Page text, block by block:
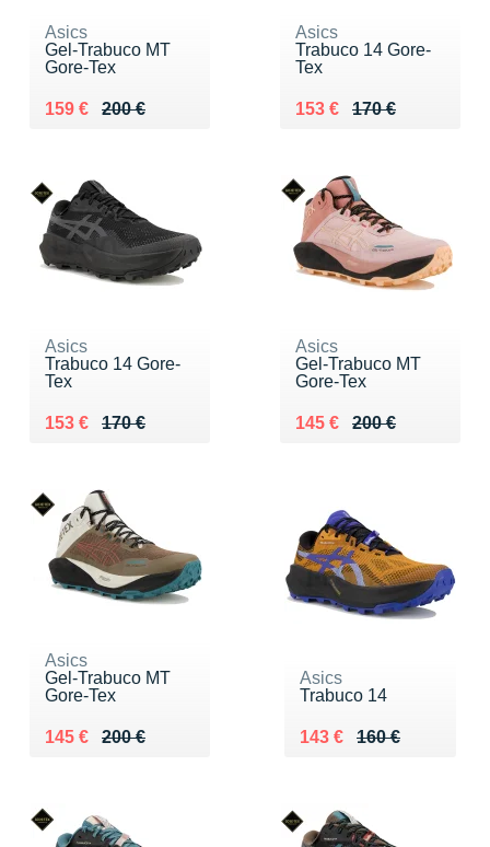
Asics
Gel-Trabuco MT
Gore-Tex
200 €
Au lieu de 200 €
159 €
Vendu 159 €
Asics
Trabuco 14 Gore-
Tex
170 €
Au lieu de 170 €
153 €
Vendu 153 €
Asics
Trabuco 14 Gore-
Tex
170 €
Au lieu de 170 €
153 €
Vendu 153 €
Asics
Gel-Trabuco MT
Gore-Tex
200 €
Au lieu de 200 €
145 €
Vendu 145 €
Asics
Gel-Trabuco MT
Gore-Tex
200 €
Au lieu de 200 €
145 €
Vendu 145 €
Asics
Trabuco 14
160 €
Au lieu de 160 €
143 €
Vendu 143 €